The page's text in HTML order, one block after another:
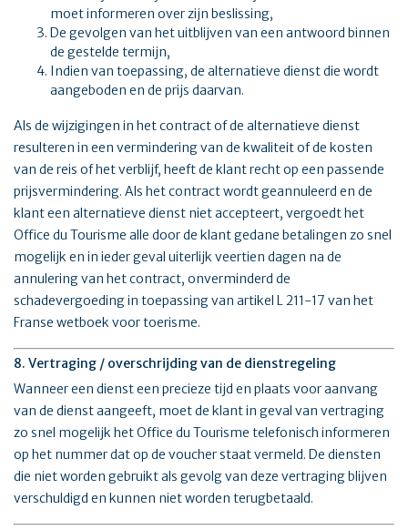
moet informeren over zijn beslissing,
De gevolgen van het uitblijven van een antwoord binnen
de gestelde termijn,
Indien van toepassing, de alternatieve dienst die wordt
aangeboden en de prijs daarvan.
Als de wijzigingen in het contract of de alternatieve dienst
resulteren in een vermindering van de kwaliteit of de kosten
van de reis of het verblijf, heeft de klant recht op een passende
prijsvermindering. Als het contract wordt geannuleerd en de
klant een alternatieve dienst niet accepteert, vergoedt het
Office du Tourisme alle door de klant gedane betalingen zo snel
mogelijk en in ieder geval uiterlijk veertien dagen na de
annulering van het contract, onverminderd de
schadevergoeding in toepassing van artikel L 211-17 van het
Franse wetboek voor toerisme.
8. Vertraging / overschrijding van de dienstregeling
Wanneer een dienst een precieze tijd en plaats voor aanvang
van de dienst aangeeft, moet de klant in geval van vertraging
zo snel mogelijk het Office du Tourisme telefonisch informeren
op het nummer dat op de voucher staat vermeld. De diensten
die niet worden gebruikt als gevolg van deze vertraging blijven
verschuldigd en kunnen niet worden terugbetaald.